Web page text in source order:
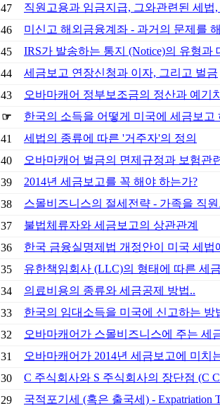
47
직원고용과 임금지급, 그와관련된 세법
46
미신고 해외금융계좌 - 과거의 문제를
45
IRS가 발송하는 통지 (Notice)의 유형과
44
세금보고 연장신청과 이자, 그리고 벌금
43
오바마캐어 정부보조금의 정산과 예기
☞
한국의 소득을 어떻게 미국에 세금보고
41
세법의 종류에 따른 '거주자'의 정의
40
오바마캐어 벌금의 면제규정과 보험관
39
2014년 세금보고를 꼭 해야 하는가?
38
스몰비즈니스의 절세전략 - 가족을 직
37
불법체류자와 세금보고의 상관관계
36
한국 금융실명제법 개정안이 미국 세법
35
유한책임회사 (LLC)의 형태에 따른 세
34
의료비용의 종류와 세금공제 방법..
33
한국의 임대소득을 미국에 신고하는 방
32
오바마캐어가 스몰비즈니스에 주는 세
31
오바마캐어가 2014년 세금보고에 미치
30
C 주식회사와 S 주식회사의 장단점 (C
29
국적포기세 (혹은 출국세) - Expatriation